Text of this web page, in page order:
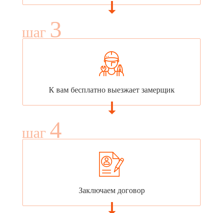
шаг 3
К вам бесплатно выезжает замерщик
шаг 4
Заключаем договор